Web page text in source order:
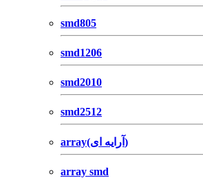
smd805
smd1206
smd2010
smd2512
array(آرایه ای)
array smd